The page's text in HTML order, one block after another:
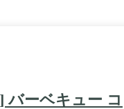
バーベキュー コ